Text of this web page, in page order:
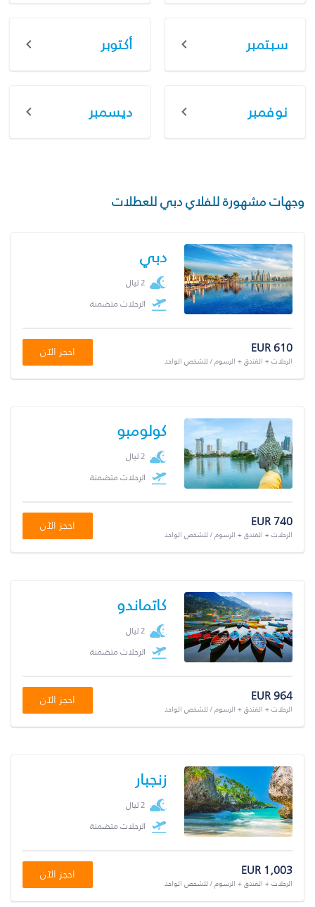
سبتمبر أكتوبر
نوفمبر ديسمبر
وجهات مشهورة للفلاي دبي للعطلات
دبي
2 ليال
الرحلات متضمنة
EUR 610
الرحلات + الفندق + الرسوم / للشخص الواحد
احجز الآن
كولومبو
2 ليال
الرحلات متضمنة
EUR 740
الرحلات + الفندق + الرسوم / للشخص الواحد
احجز الآن
كاتماندو
2 ليال
الرحلات متضمنة
EUR 964
الرحلات + الفندق + الرسوم / للشخص الواحد
احجز الآن
زنجبار
2 ليال
الرحلات متضمنة
EUR 1,003
الرحلات + الفندق + الرسوم / للشخص الواحد
احجز الآن